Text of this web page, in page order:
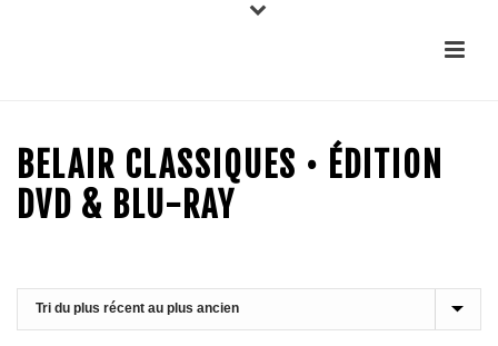
BELAIR CLASSIQUES • ÉDITION
DVD & BLU-RAY